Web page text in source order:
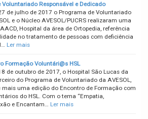
Voluntariado Responsável e Dedicado
de julho de 2017 o Programa de Voluntariado
e o Núcleo AVESOL/PUCRS realizaram uma
Hospital da área de Ortopedia, referência
no tratamento de pessoas com deficiência
Ler mais
Formação Voluntári@s HSL
de outubro de 2017, o Hospital São Lucas da
do Programa de Voluntariado da AVESOL,
mais uma edição do Encontro de Formação com
do HSL. Com o tema “Empatia,
e Encantam… Ler mais